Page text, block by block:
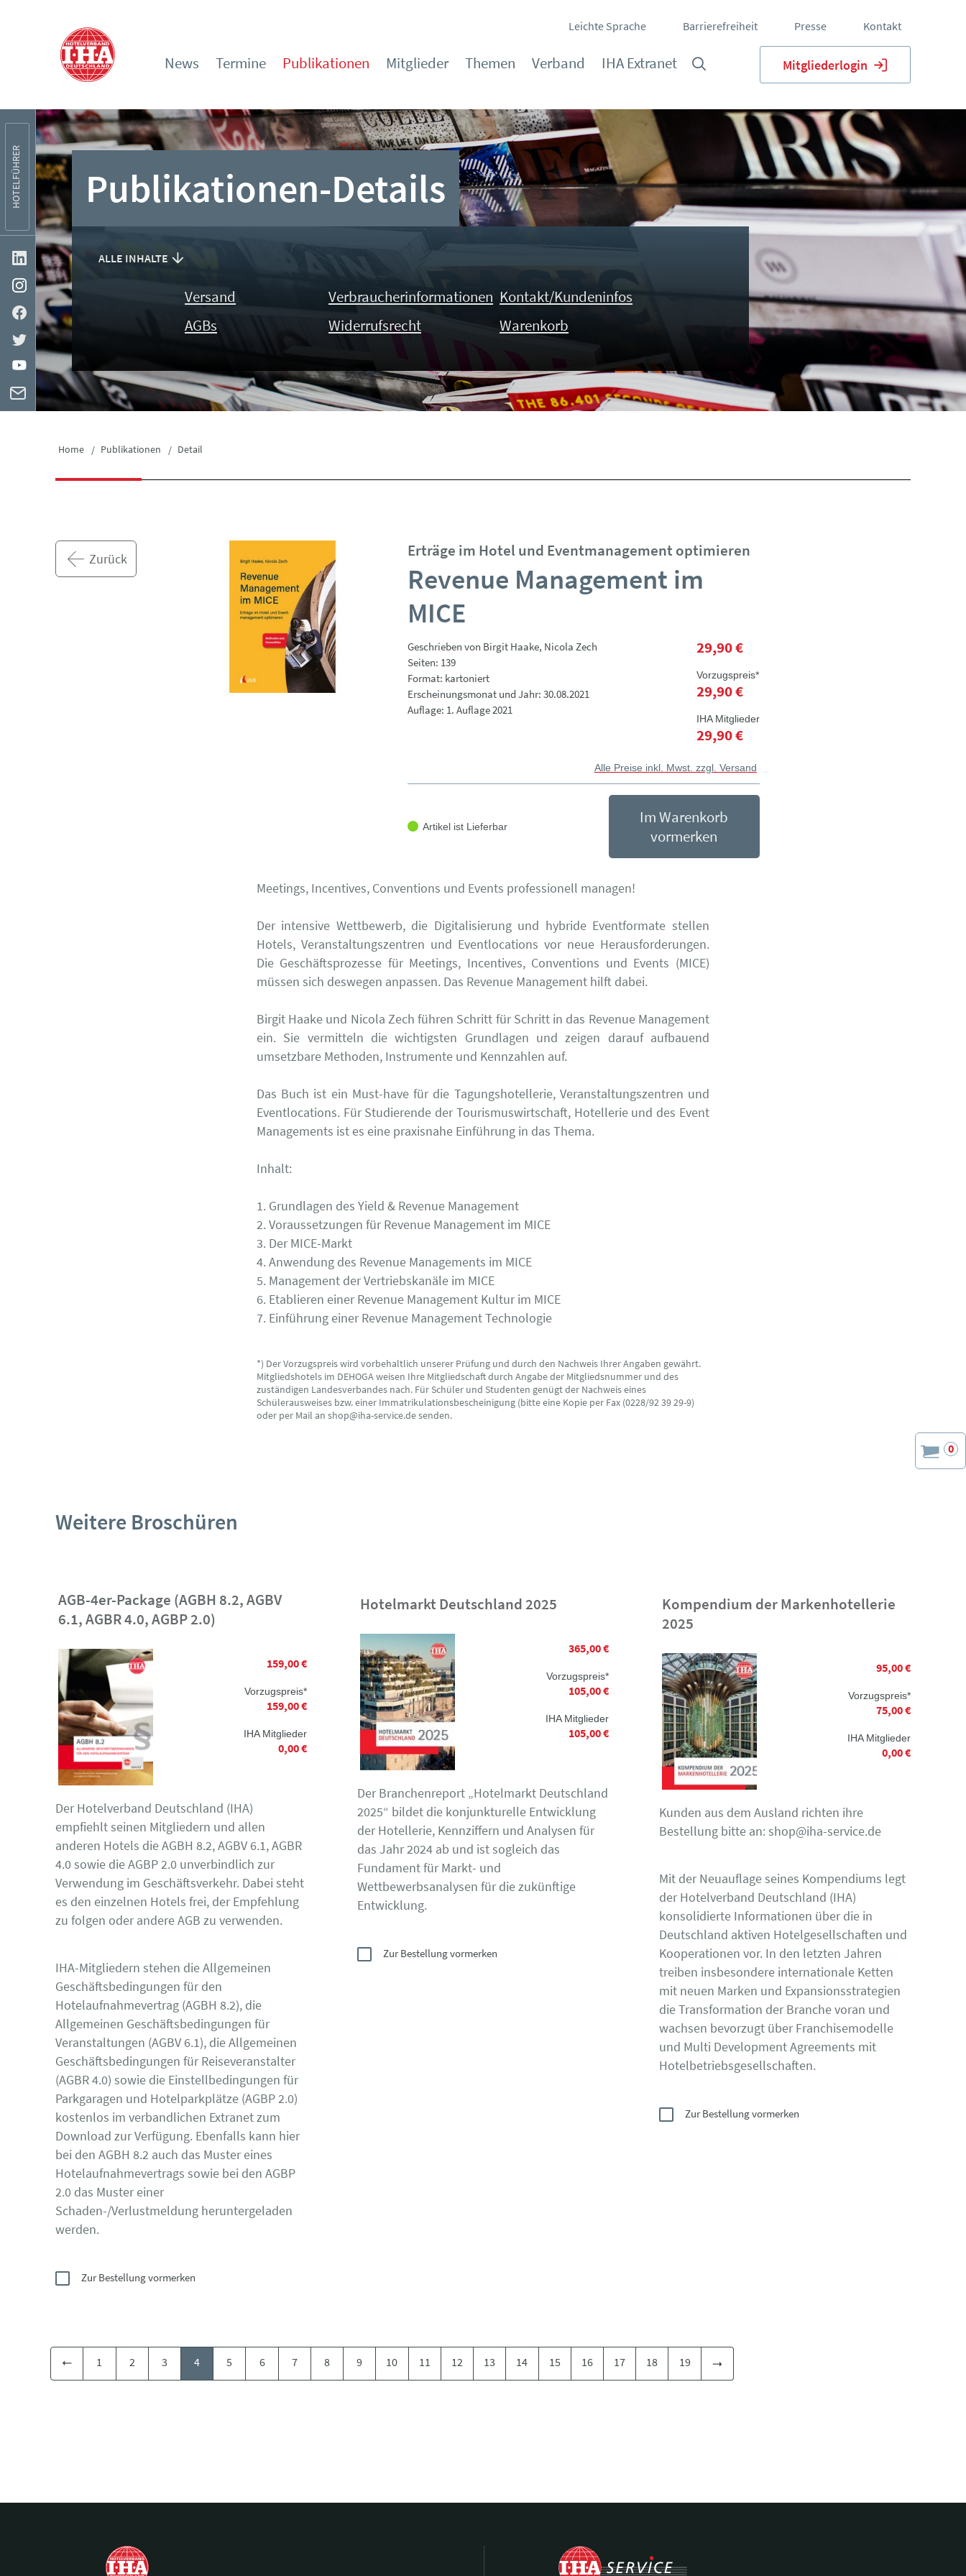
Leichte Sprache Barrierefreiheit Presse Kontakt
News Termine Publikationen Mitglieder Themen Verband IHA Extranet Mitgliederlogin
HOTELFÜHRER Publikationen-Details
ALLE INHALTE
Versand
AGBs
Verbraucherinformationen
Widerrufsrecht
Kontakt/Kundeninfos
Warenkorb
Home Publikationen Detail
Zurück Erträge im Hotel und Eventmanagement optimieren
Revenue Management im
MICE
Geschrieben von Birgit Haake, Nicola Zech
Seiten: 139
Format: kartoniert
Erscheinungsmonat und Jahr: 30.08.2021
Auflage: 1. Auflage 2021
29,90 €
Vorzugspreis*
29,90 €
IHA Mitglieder
29,90 €
Alle Preise inkl. Mwst. zzgl. Versand
Artikel ist Lieferbar
Im Warenkorb
vormerken
0
Meetings, Incentives, Conventions und Events professionell managen!
Der intensive Wettbewerb, die Digitalisierung und hybride Eventformate stellen
Hotels, Veranstaltungszentren und Eventlocations vor neue Herausforderungen.
Die Geschäftsprozesse für Meetings, Incentives, Conventions und Events (MICE)
müssen sich deswegen anpassen. Das Revenue Management hilft dabei.
Birgit Haake und Nicola Zech führen Schritt für Schritt in das Revenue Management
ein. Sie vermitteln die wichtigsten Grundlagen und zeigen darauf aufbauend
umsetzbare Methoden, Instrumente und Kennzahlen auf.
Das Buch ist ein Must-have für die Tagungshotellerie, Veranstaltungszentren und
Eventlocations. Für Studierende der Tourismuswirtschaft, Hotellerie und des Event
Managements ist es eine praxisnahe Einführung in das Thema.
Inhalt:
1. Grundlagen des Yield & Revenue Management
2. Voraussetzungen für Revenue Management im MICE
3. Der MICE-Markt
4. Anwendung des Revenue Managements im MICE
5. Management der Vertriebskanäle im MICE
6. Etablieren einer Revenue Management Kultur im MICE
7. Einführung einer Revenue Management Technologie
*) Der Vorzugspreis wird vorbehaltlich unserer Prüfung und durch den Nachweis Ihrer Angaben gewährt.
Mitgliedshotels im DEHOGA weisen Ihre Mitgliedschaft durch Angabe der Mitgliedsnummer und des
zuständigen Landesverbandes nach. Für Schüler und Studenten genügt der Nachweis eines
Schülerausweises bzw. einer Immatrikulationsbescheinigung (bitte eine Kopie per Fax (0228/92 39 29-9)
oder per Mail an shop@iha-service.de senden.
Weitere Broschüren
AGB-4er-Package (AGBH 8.2, AGBV
6.1, AGBR 4.0, AGBP 2.0)
159,00 €
Vorzugspreis*
159,00 €
IHA Mitglieder
0,00 €
Der Hotelverband Deutschland (IHA)
empfiehlt seinen Mitgliedern und allen
anderen Hotels die AGBH 8.2, AGBV 6.1, AGBR
4.0 sowie die AGBP 2.0 unverbindlich zur
Verwendung im Geschäftsverkehr. Dabei steht
es den einzelnen Hotels frei, der Empfehlung
zu folgen oder andere AGB zu verwenden.
IHA-Mitgliedern stehen die Allgemeinen
Geschäftsbedingungen für den
Hotelaufnahmevertrag (AGBH 8.2), die
Allgemeinen Geschäftsbedingungen für
Veranstaltungen (AGBV 6.1), die Allgemeinen
Geschäftsbedingungen für Reiseveranstalter
(AGBR 4.0) sowie die Einstellbedingungen für
Parkgaragen und Hotelparkplätze (AGBP 2.0)
kostenlos im verbandlichen Extranet zum
Download zur Verfügung. Ebenfalls kann hier
bei den AGBH 8.2 auch das Muster eines
Hotelaufnahmevertrags sowie bei den AGBP
2.0 das Muster einer
Schaden-/Verlustmeldung heruntergeladen
werden.
Zur Bestellung vormerken
Hotelmarkt Deutschland 2025
365,00 €
Vorzugspreis*
105,00 €
IHA Mitglieder
105,00 €
Der Branchenreport „Hotelmarkt Deutschland
2025“ bildet die konjunkturelle Entwicklung
der Hotellerie, Kennziffern und Analysen für
das Jahr 2024 ab und ist sogleich das
Fundament für Markt- und
Wettbewerbsanalysen für die zukünftige
Entwicklung.
Zur Bestellung vormerken
Kompendium der Markenhotellerie
2025
95,00 €
Vorzugspreis*
75,00 €
IHA Mitglieder
0,00 €
Kunden aus dem Ausland richten ihre
Bestellung bitte an: shop@iha-service.de
Mit der Neuauflage seines Kompendiums legt
der Hotelverband Deutschland (IHA)
konsolidierte Informationen über die in
Deutschland aktiven Hotelgesellschaften und
Kooperationen vor. In den letzten Jahren
treiben insbesondere internationale Ketten
mit neuen Marken und Expansionsstrategien
die Transformation der Branche voran und
wachsen bevorzugt über Franchisemodelle
und Multi Development Agreements mit
Hotelbetriebsgesellschaften.
Zur Bestellung vormerken
1 2 3 4 5 6 7 8 9 10 11 12 13 14 15 16 17 18 19